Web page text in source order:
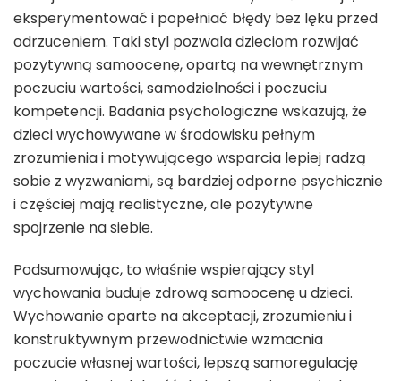
eksperymentować i popełniać błędy bez lęku przed
odrzuceniem. Taki styl pozwala dzieciom rozwijać
pozytywną samoocenę, opartą na wewnętrznym
poczuciu wartości, samodzielności i poczuciu
kompetencji. Badania psychologiczne wskazują, że
dzieci wychowywane w środowisku pełnym
zrozumienia i motywującego wsparcia lepiej radzą
sobie z wyzwaniami, są bardziej odporne psychicznie
i częściej mają realistyczne, ale pozytywne
spojrzenie na siebie.
Podsumowując, to właśnie wspierający styl
wychowania buduje zdrową samoocenę u dzieci.
Wychowanie oparte na akceptacji, zrozumieniu i
konstruktywnym przewodnictwie wzmacnia
poczucie własnej wartości, lepszą samoregulację